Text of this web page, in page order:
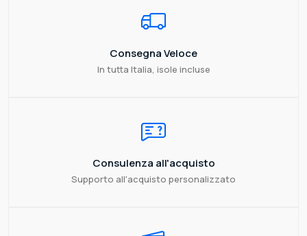
Consegna Veloce
In tutta Italia, isole incluse
Consulenza all'acquisto
Supporto all'acquisto personalizzato